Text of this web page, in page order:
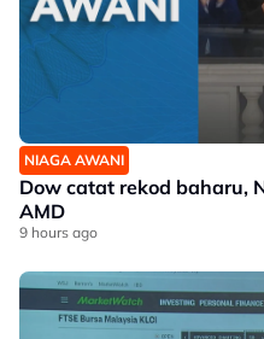
NIAGA AWANI
Dow catat rekod baharu,
AMD
9 hours ago